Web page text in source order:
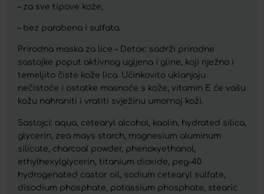
– za sve tipove kože,
– bez parabena i sulfata.
Prirodna maska za lice – Detox: sadrži prirodne
sastojke poput aktivnog ugljena i gline, koji nježno i
temeljito čiste kože lica. Učinkovito uklanjaju
nečistoće i ostatke masnoće s kože, vitamin E će vašu
kožu nahraniti i vratiti svježinu umornoj koži.
Sastojci: aqua, cetearyl alcohol, kaolin, hydrated silica,
glycerin, zea mays starch, magnesium aluminum
silicate, charcoal powder, phenoxyethanol,
ethylhexylglycerin, titanium dioxide, peg-40
hydrogenated castor oil, sodium cetearyl sulfate,
disodium phosphate, potassium phosphate, stearic